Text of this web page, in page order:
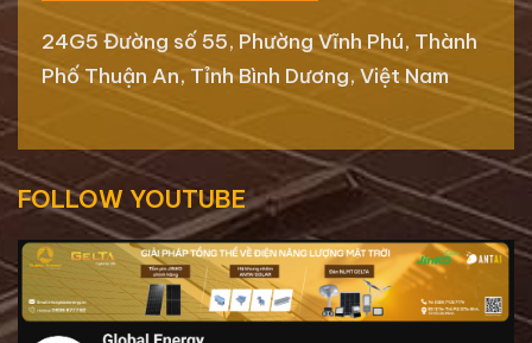
24G5 Đường số 55, Phường Vĩnh Phú, Thành
Phố Thuận An, Tỉnh Bình Dương, Việt Nam
FOLLOW YOUTUBE